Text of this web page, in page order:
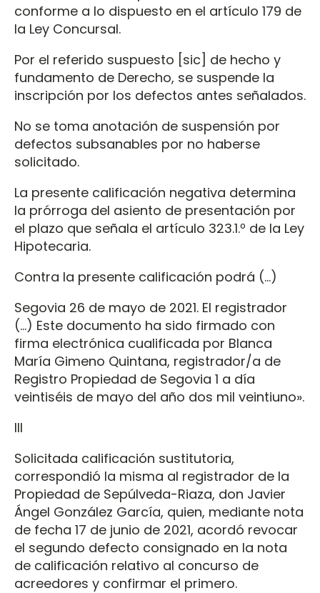
conforme a lo dispuesto en el artículo 179 de
la Ley Concursal.
Por el referido suspuesto [sic] de hecho y
fundamento de Derecho, se suspende la
inscripción por los defectos antes señalados.
No se toma anotación de suspensión por
defectos subsanables por no haberse
solicitado.
La presente calificación negativa determina
la prórroga del asiento de presentación por
el plazo que señala el artículo 323.1.º de la Ley
Hipotecaria.
Contra la presente calificación podrá (…)
Segovia 26 de mayo de 2021. El registrador
(…) Este documento ha sido firmado con
firma electrónica cualificada por Blanca
María Gimeno Quintana, registrador/a de
Registro Propiedad de Segovia 1 a día
veintiséis de mayo del año dos mil veintiuno».
III
Solicitada calificación sustitutoria,
correspondió la misma al registrador de la
Propiedad de Sepúlveda-Riaza, don Javier
Ángel González García, quien, mediante nota
de fecha 17 de junio de 2021, acordó revocar
el segundo defecto consignado en la nota
de calificación relativo al concurso de
acreedores y confirmar el primero.